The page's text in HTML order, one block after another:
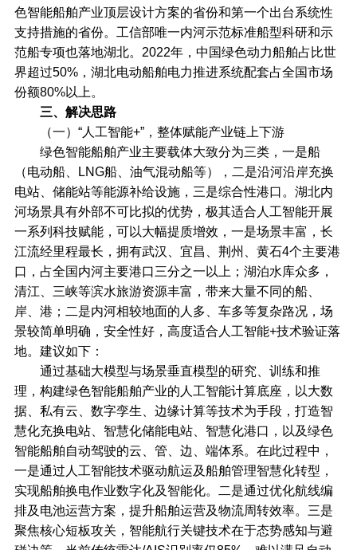
色智能船舶产业顶层设计方案的省份和第一个出台系统性
支持措施的省份。工信部唯一内河示范标准船型科研和示
范船专项也落地湖北。2022年，中国绿色动力船舶占比世
界超过50%，湖北电动船舶电力推进系统配套占全国市场
份额80%以上。
三、解决思路
（一）“人工智能+”，整体赋能产业链上下游
绿色智能船舶产业主要载体大致分为三类，一是船
（电动船、LNG船、油气混动船等），二是沿河沿岸充换
电站、储能站等能源补给设施，三是综合性港口。湖北内
河场景具有外部不可比拟的优势，极其适合人工智能开展
一系列科技赋能，可以大幅提质增效，一是场景丰富，长
江流经里程最长，拥有武汉、宜昌、荆州、黄石4个主要港
口，占全国内河主要港口三分之一以上；湖泊水库众多，
清江、三峡等滨水旅游资源丰富，带来大量不同的船、
岸、港；二是内河相较地面的人多、车多等复杂路况，场
景较简单明确，安全性好，高度适合人工智能+技术验证落
地。建议如下：
通过基础大模型与场景垂直模型的研究、训练和推
理，构建绿色智能船舶产业的人工智能计算底座，以大数
据、私有云、数字孪生、边缘计算等技术为手段，打造智
慧化充换电站、智慧化储能电站、智慧化港口，以及绿色
智能船舶自动驾驶的云、管、边、端体系。在此过程中，
一是通过人工智能技术驱动航运及船舶管理智慧化转型，
实现船舶换电作业数字化及智能化。二是通过优化航线编
排及电池运营方案，提升船舶运营及物流周转效率。三是
聚焦核心短板攻关，智能航行关键技术在于态势感知与避